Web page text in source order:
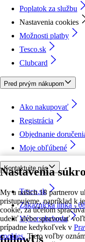
Nastavenia
My a našich 18 partnerov
pristupujeme, napríklad k
cookie, za účelom
udeliť alebo spravovať
prípadne kedykoľvek v
cookies. Tieto voľby
Poplatok za službu
Nastavenia cookies
Možnosti platby
Tesco.sk
Clubcard
Pred prvým nákupom
Ako nakupovať
Registrácia
Objednanie
Moje obľúbené
Kontaktujte nás
Tesco.sk
Zákaznícka linka -
Výber obchodu
followUs